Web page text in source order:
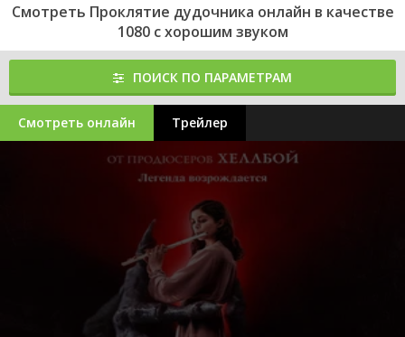
Смотреть Проклятие дудочника онлайн в качестве
1080 с хорошим звуком
ПОИСК ПО ПАРАМЕТРАМ
Смотреть онлайн Трейлер